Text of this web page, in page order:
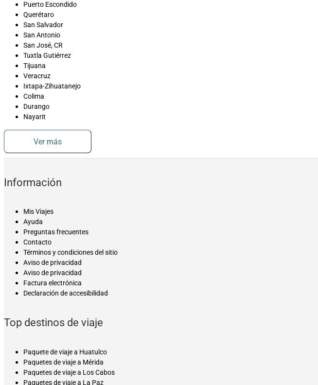
Puerto Escondido
Querétaro
San Salvador
San Antonio
San José, CR
Tuxtla Gutiérrez
Tijuana
Veracruz
Ixtapa-Zihuatanejo
Colima
Durango
Nayarit
Ver más
Información
Mis Viajes
Ayuda
Preguntas frecuentes
Contacto
Términos y condiciones del sitio
Aviso de privacidad
Aviso de privacidad
Factura electrónica
Declaración de accesibilidad
Top destinos de viaje
Paquete de viaje a Huatulco
Paquetes de viaje a Mérida
Paquetes de viaje a Los Cabos
Paquetes de viaje a La Paz